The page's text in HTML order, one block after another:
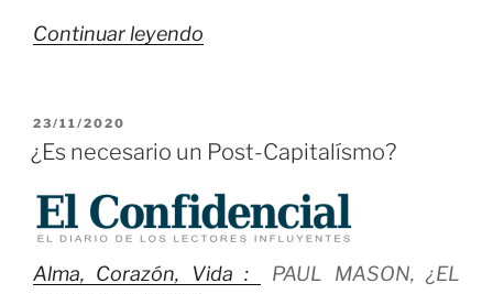
Continuar leyendo
siempre
aciertan…
¡pero
soy
PUBLICADO
EL
23/11/2020
¿Es necesario un Post-Capitalísmo?
Alma, Corazón, Vida :
PAUL MASON, ¿EL